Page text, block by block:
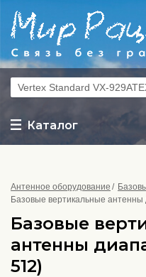
Каталог
Антенное оборудование
Базовые вертикальные
Базовые
антенны
512)